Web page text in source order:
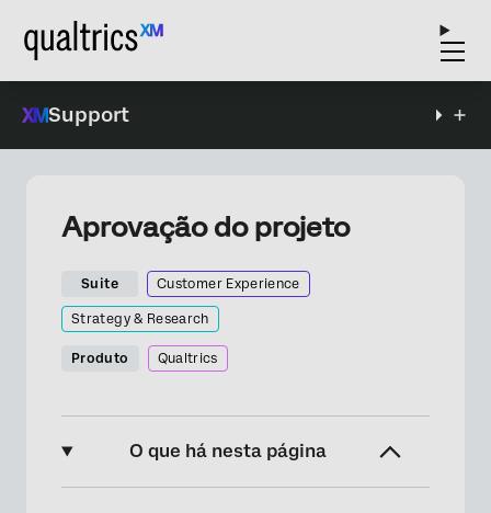
Support
Aprovação do projeto
Suite Customer Experience
Strategy & Research
Produto Qualtrics
O que há nesta página